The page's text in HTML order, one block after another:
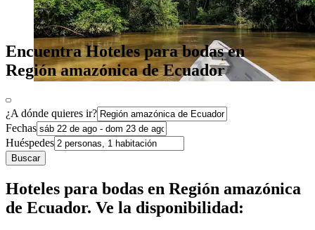
Encuentra Hoteles para bodas en
Región amazónica de Ecuador
¿A dónde quieres ir?
Fechas
Huéspedes
Buscar
Hoteles para bodas en Región amazónica
de Ecuador. Ve la disponibilidad: